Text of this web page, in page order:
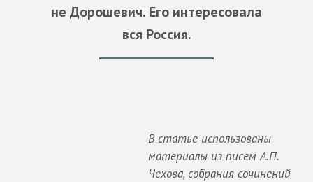
не Дорошевич. Его интересовала
вся Россия.
В статье использованы
материалы из писем А.П.
Чехова, собрания сочинений